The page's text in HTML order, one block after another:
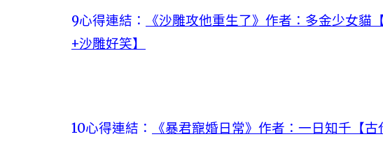
9心得連結：
《沙雕攻他重生了》作者：多金少女貓
+沙雕好笑】
10心得連結： 《暴君寵婚日常》作者：一日知千【古